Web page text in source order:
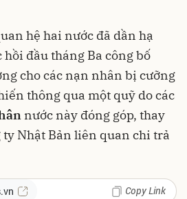
hệ hai nước đã dần hạ
đầu tháng Ba công bố
cho các nạn nhân bị cưỡng
thông qua một quỹ do các
nước này đóng góp, thay
ty Nhật Bản liên quan chi trả
Copy Link